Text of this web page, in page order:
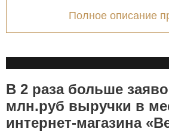
Полное описание
В 2 раза больше
млн.руб выручки в
интернет-магазина